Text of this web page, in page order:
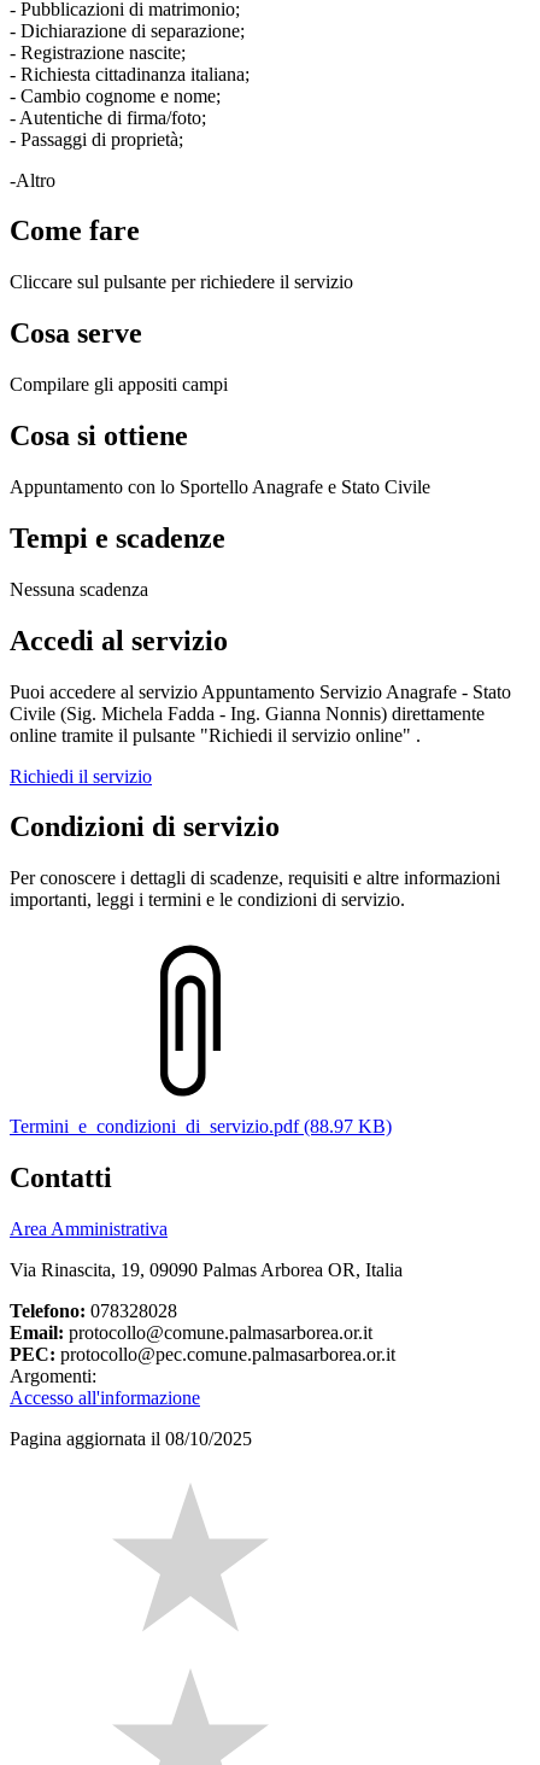
- Pubblicazioni di matrimonio;
- Dichiarazione di separazione;
- Registrazione nascite;
- Richiesta cittadinanza italiana;
- Cambio cognome e nome;
- Autentiche di firma/foto;
- Passaggi di proprietà;
-Altro
Come fare
Cliccare sul pulsante per richiedere il servizio
Cosa serve
Compilare gli appositi campi
Cosa si ottiene
Appuntamento con lo Sportello Anagrafe e Stato Civile
Tempi e scadenze
Nessuna scadenza
Accedi al servizio
Puoi accedere al servizio Appuntamento Servizio Anagrafe - Stato
Civile (Sig. Michela Fadda - Ing. Gianna Nonnis) direttamente
online tramite il pulsante "Richiedi il servizio online" .
Richiedi il servizio
Condizioni di servizio
Per conoscere i dettagli di scadenze, requisiti e altre informazioni
importanti, leggi i termini e le condizioni di servizio.
Termini_e_condizioni_di_servizio.pdf (88.97 KB)
Contatti
Area Amministrativa
Via Rinascita, 19, 09090 Palmas Arborea OR, Italia
Telefono: 078328028
Email: protocollo@comune.palmasarborea.or.it
PEC: protocollo@pec.comune.palmasarborea.or.it
Argomenti:
Accesso all'informazione
Pagina aggiornata il 08/10/2025